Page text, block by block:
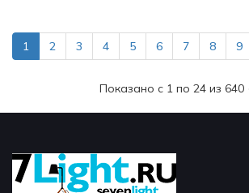
1 2 3 4 5 6 7 8 9
Показано с 1 по 24 из 640